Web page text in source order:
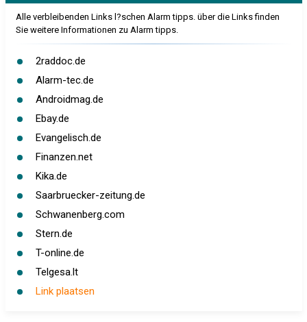
Alle verbleibenden Links l?schen Alarm tipps. über die Links finden
Sie weitere Informationen zu Alarm tipps.
2raddoc.de
Alarm-tec.de
Androidmag.de
Ebay.de
Evangelisch.de
Finanzen.net
Kika.de
Saarbruecker-zeitung.de
Schwanenberg.com
Stern.de
T-online.de
Telgesa.lt
Link plaatsen